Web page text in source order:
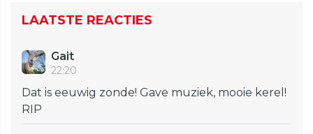
LAATSTE REACTIES
Gait
22:20
Dat is eeuwig zonde! Gave muziek, mooie kerel!
RIP